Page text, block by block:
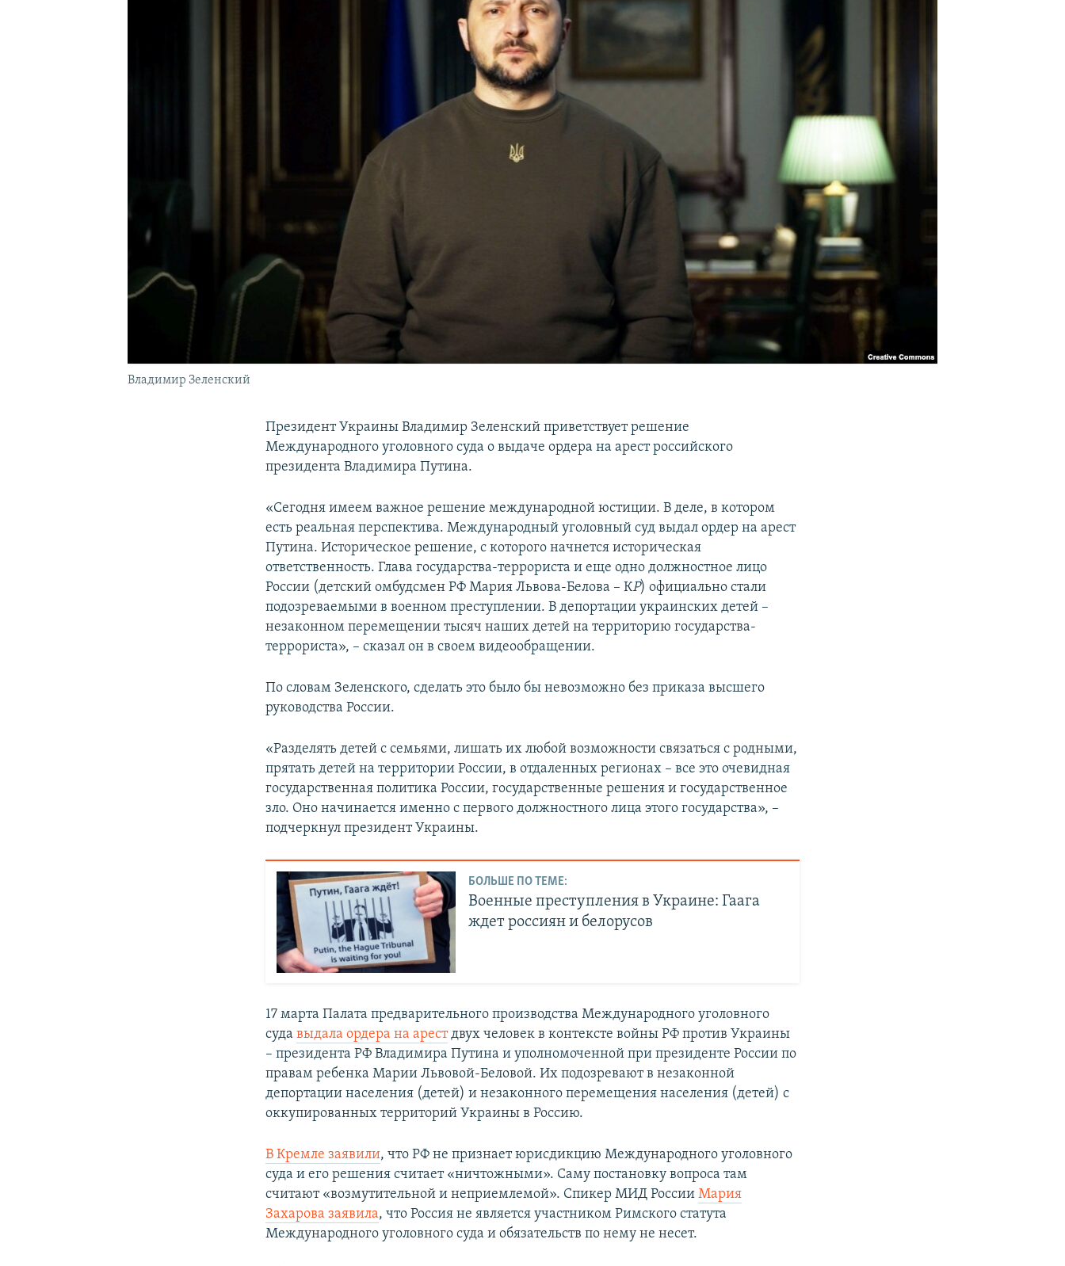
Владимир Зеленский
Президент Украины Владимир Зеленский приветствует решение
Международного уголовного суда о выдаче ордера на арест российского
президента Владимира Путина.
«Сегодня имеем важное решение международной юстиции. В деле, в котором
есть реальная перспектива. Международный уголовный суд выдал ордер на арест
Путина. Историческое решение, с которого начнется историческая
ответственность. Глава государства-террориста и еще одно должностное лицо
России (детский омбудсмен РФ Мария Львова-Белова – КР) официально стали
подозреваемыми в военном преступлении. В депортации украинских детей –
незаконном перемещении тысяч наших детей на территорию государства-
террориста», – сказал он в своем видеообращении.
По словам Зеленского, сделать это было бы невозможно без приказа высшего
руководства России.
«Разделять детей с семьями, лишать их любой возможности связаться с родными,
прятать детей на территории России, в отдаленных регионах – все это очевидная
государственная политика России, государственные решения и государственное
зло. Оно начинается именно с первого должностного лица этого государства», –
подчеркнул президент Украины.
БОЛЬШЕ ПО ТЕМЕ:
Военные преступления в Украине: Гаага
ждет россиян и белорусов
17 марта Палата предварительного производства Международного уголовного
судавыдала ордера на арестдвух человек в контексте войны РФ против Украины
– президента РФ Владимира Путина и уполномоченной при президенте России по
правам ребенка Марии Львовой-Беловой. Их подозревают в незаконной
депортации населения (детей) и незаконного перемещения населения (детей) с
оккупированных территорий Украины в Россию.
В Кремле заявили, что РФ не признает юрисдикцию Международного уголовного
суда и его решения считает «ничтожными». Саму постановку вопроса там
считают «возмутительной и неприемлемой». Спикер МИД РоссииМария
Захарова заявила, что Россия не является участником Римского статута
Международного уголовного суда и обязательств по нему не несет.